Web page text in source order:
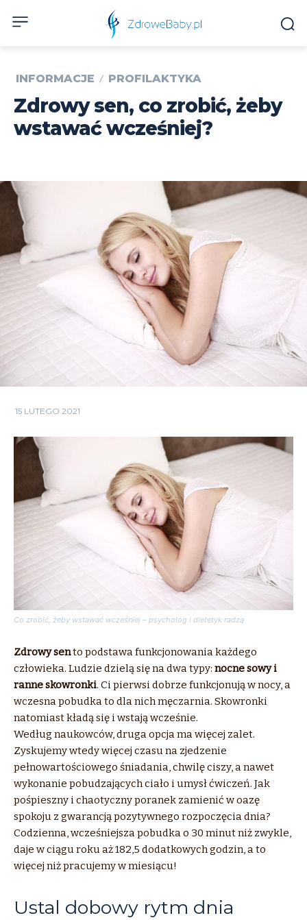
INFORMACJE PROFILAKTYKA
Zdrowy sen, co zrobić, żeby
wstawać wcześniej?
15 LUTEGO 2021
Co zrobić, żeby wstawać wcześniej – psycholog i dietetyk radzą
Zdrowy sento podstawa funkcjonowania każdego
człowieka. Ludzie dzielą się na dwa typy: nocne sowy i
ranne skowronki. Ci pierwsi dobrze funkcjonują w nocy, a
wczesna pobudka to dla nich męczarnia. Skowronki
natomiast kładą się i wstają wcześnie.
Według naukowców, druga opcja ma więcej zalet.
Zyskujemy wtedy więcej czasu na zjedzenie
pełnowartościowego śniadania, chwilę ciszy, a nawet
wykonanie pobudzających ciało i umysł ćwiczeń. Jak
pośpieszny i chaotyczny poranek zamienić w oazę
spokoju z gwarancją pozytywnego rozpoczęcia dnia?
Codzienna, wcześniejsza pobudka o 30 minut niż zwykle,
daje w ciągu roku aż 182,5 dodatkowych godzin, a to
więcej niż pracujemy w miesiącu!
Ustal dobowy rytm dnia